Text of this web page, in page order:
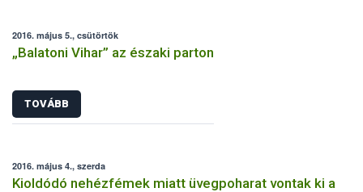
2016. május 5., csütörtök
„Balatoni Vihar” az északi parton
TOVÁBB
2016. május 4., szerda
Kioldódó nehézfémek miatt üvegpoharat vontak ki a